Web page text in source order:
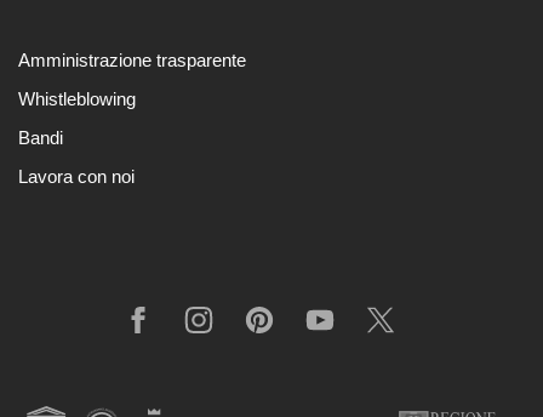
Amministrazione trasparente
Whistleblowing
Bandi
Lavora con noi
FacebookInstagramPinterestYouTubeX